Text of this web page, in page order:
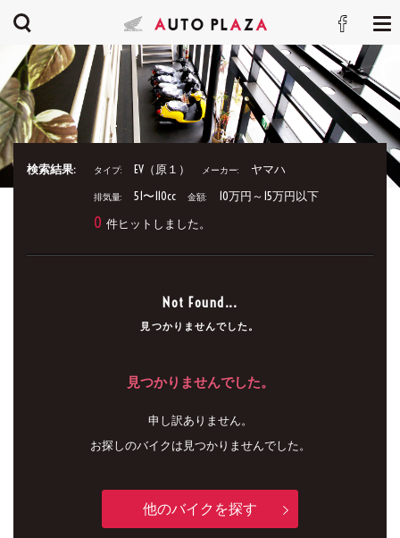
検索結果: タイプ: EV（原１） メーカー: ヤマハ
排気量: 51〜110cc 金額: 10万円～15万円以下
0 件ヒットしました。
Not Found...
見つかりませんでした。
見つかりませんでした。
申し訳ありません。
お探しのバイクは見つかりませんでした。
他のバイクを探す